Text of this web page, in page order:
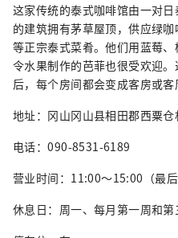
这家传统的泰式咖啡馆由一对
的建筑拥有茅草屋顶，供应绿
等正宗泰式菜肴。他们用蓝莓
令水果制作的芭菲也很受欢迎
后，每个房间都会变成客房或客
地址：冈山冈山县相田郡西粟仓
电话：090-8531-6189
营业时间：11:00～15:00（最后
休息日：周一、每月第一周和第